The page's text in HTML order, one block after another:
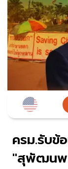
ครม.รับข้
"สุพัฒนพ